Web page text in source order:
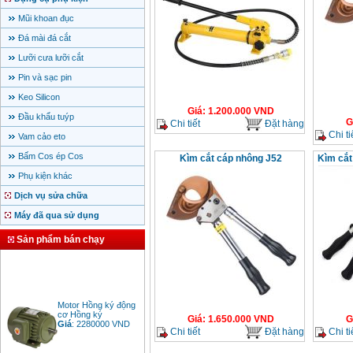
Mũi khoan đục
Đá mài đá cắt
Lưỡi cưa lưỡi cắt
Pin và sạc pin
Keo Silicon
Đầu khẩu tuýp
Vam cảo eto
Bấm Cos ép Cos
Phụ kiện khác
Dịch vụ sửa chữa
Máy đã qua sử dụng
Sản phẩm bán chạy
Motor Hồng ký động
cơ Hồng ký
Giá :2280000 VND
Giá: 1.200.000VND
Chi tiết
Đặt hàng
Chi
Kìm cắt cáp nhông J52
Giá: 1.650.000VND
Chi tiết
Đặt hàng
Kìm
Chi